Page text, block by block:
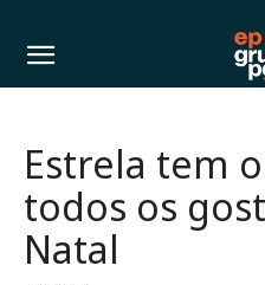
Estrela tem
todos os
Natal